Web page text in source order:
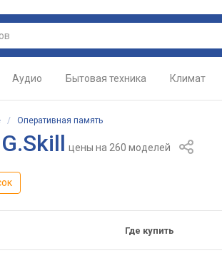
Аудио Бытовая техника Климат
/ Оперативная память
цены на 260 моделей
Где купить